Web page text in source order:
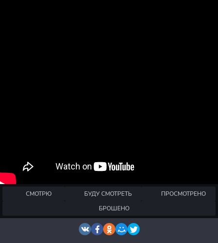
СМОТРЮ БУДУ СМОТРЕТЬ
ПРОСМОТРЕНО
БРОШЕНО